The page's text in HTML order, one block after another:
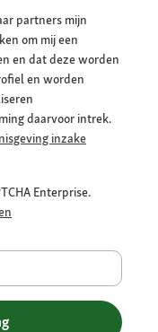
partners mijn
om mij een
en dat deze worden
en worden
daarvoor intrek.
inzake
Enterprise.